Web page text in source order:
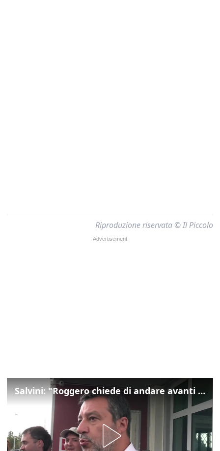
Riproduzione riservata © Il Piccolo
Salvini: "Roggero chiede di andare avanti su norma anti-risarcimenti"